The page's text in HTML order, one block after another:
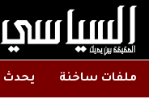
ملفات ساخنة يحدث